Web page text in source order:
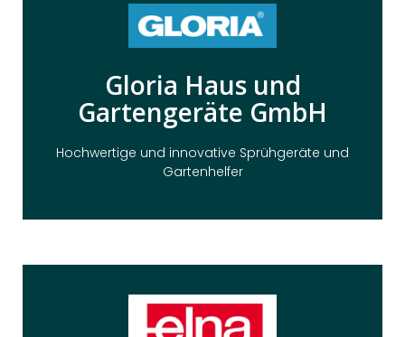
Gloria Haus und
Gartengeräte GmbH
Hochwertige und innovative Sprühgeräte und
Gartenhelfer
GLORIA ist einer der führenden Hersteller im
Bereich der Sprühgeräte weltweit. Der
Ersatzteilevertrieb wurde mit TechParts für
Shopware 5 realisiert.
Hier Klicken